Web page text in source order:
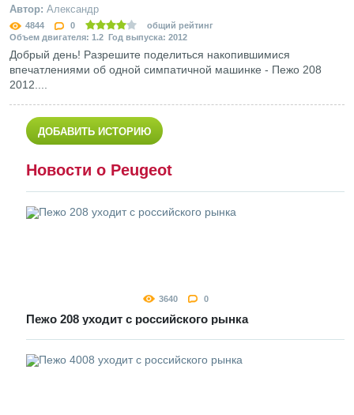
Автор: Александр
4844 0
общий рейтинг
Объем двигателя: 1.2 Год выпуска: 2012
Добрый день! Разрешите поделиться накопившимися
впечатлениями об одной симпатичной машинке - Пежо 208
2012....
ДОБАВИТЬ ИСТОРИЮ
Новости о Peugeot
3640 0
Пежо 208 уходит с российского рынка